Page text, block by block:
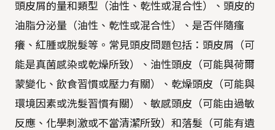
頭皮屑的量和類型（油性、乾性或混合性）、頭皮的
油脂分泌量（油性、乾性或混合性）、是否伴隨瘙
癢、紅腫或脫髮等。常見頭皮問題包括：頭皮屑（可
能是真菌感染或乾燥所致）、油性頭皮（可能與荷爾
蒙變化、飲食習慣或壓力有關）、乾燥頭皮（可能與
環境因素或洗髮習慣有關）、敏感頭皮（可能由過敏
反應、化學刺激或不當清潔所致）和落髮（可能有遺